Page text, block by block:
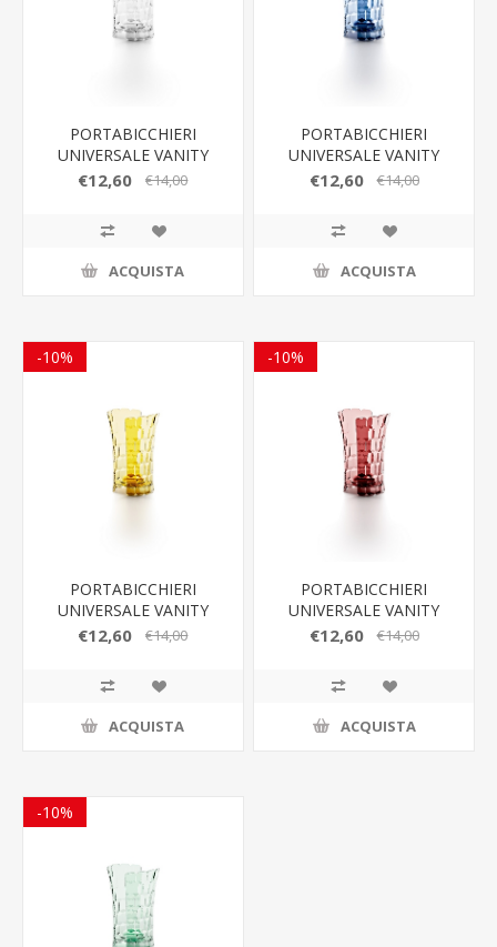
PORTABICCHIERI
UNIVERSALE VANITY
GUZZINI
€12,60 €14,00
ACQUISTA
PORTABICCHIERI
UNIVERSALE VANITY
GUZZINI
€12,60 €14,00
ACQUISTA
-10%
PORTABICCHIERI
UNIVERSALE VANITY
GUZZINI
€12,60 €14,00
ACQUISTA
-10%
PORTABICCHIERI
UNIVERSALE VANITY
GUZZINI
€12,60 €14,00
ACQUISTA
-10%